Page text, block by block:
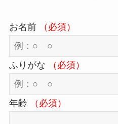
お名前 （必須）
ふりがな （必須）
年齢 （必須）